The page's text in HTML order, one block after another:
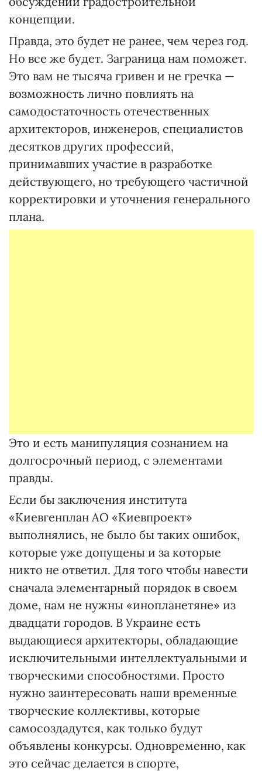
концепции.
Правда, это будет не ранее, чем через год.
Но все же будет. Заграница нам поможет.
Это вам не тысяча гривен и не гречка —
возможность лично повлиять на
самодостаточность отечественных
архитекторов, инженеров, специалистов
десятков других профессий,
принимавших участие в разработке
действующего, но требующего частичной
корректировки и уточнения генерального
плана.
Это и есть манипуляция сознанием на
долгосрочный период, с элементами
правды.
Если бы заключения института
«Киевгенплан АО «Киев­проект»
выполнялись, не было бы таких ошибок,
которые уже допущены и за которые
никто не ответил. Для того чтобы навести
сначала элементарный порядок в своем
доме, нам не нужны «инопланетяне» из
двадцати городов. В Украине есть
выдающиеся архитекторы, обладающие
исключительными интеллектуальными и
творческими способностями. Прос­то
нужно заинтересовать наши временные
творческие коллективы, которые
самосоздадутся, как только будут
объявлены конкурсы. Одновременно, как
это сей­час делается в спорте,